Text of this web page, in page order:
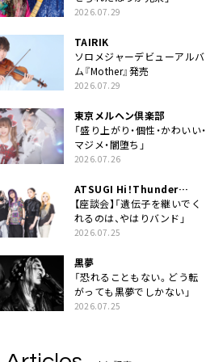
2026.07.29
TAIRIK
ソロメジャーデビューアルバ
ム『Mother』発売
2026.07.29
東京メルヘン倶楽部
「盛り上がり・個性・かわいい・
マジメ・闇堕ち」
2026.07.26
ATSUGI Hi！Thunder
Rock Festival
【座談会】「遺伝子を継いでく
れるのは、やはりバンド」
2026.07.25
黒夢
「恐れることもない。どう転
がっても黒夢でしかない」
2026.07.25